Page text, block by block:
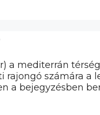
a mediterrán
rajongó számára
a bejegyzésben